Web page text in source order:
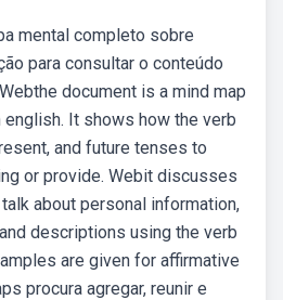
mental completo sobre
para consultar o conteúdo
document is a mind map
It shows how the verb
and future tenses to
or provide. Webit discusses
about personal information,
descriptions using the verb
are given for affirmative
procura agregar, reunir e